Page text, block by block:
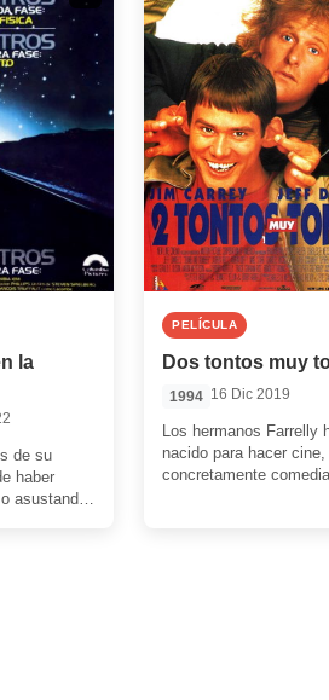
la
de su
haber
asustando
PELÍCULA
Dos tontos muy
1994 16 Dic 2019
Los hermanos Farrelly
nacido para hacer cine,
concretamente